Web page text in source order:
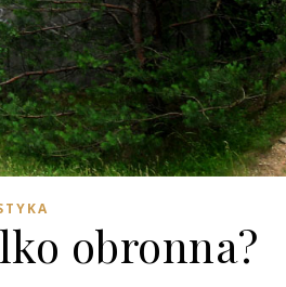
obronna?